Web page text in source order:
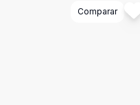
Comparar